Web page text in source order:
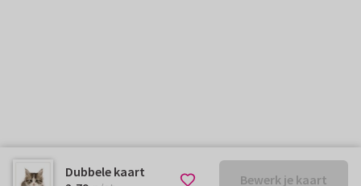
Dubbele kaart
Bewerk je kaart